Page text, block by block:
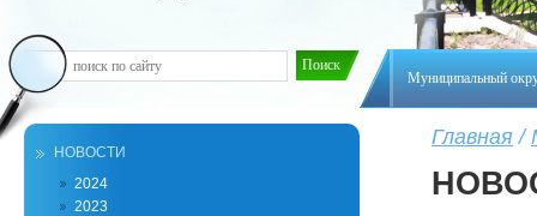
Муниципальный
Главная /
НОВОСТИ
2024
2023